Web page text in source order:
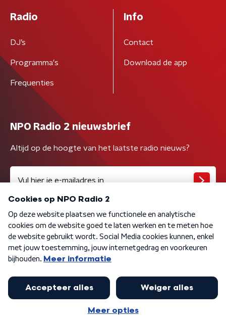
Radio
DJ’s
Programma's
Frequenties
Info
Contact
Download de app
NPO Radio 2 nieuwsbrief
Altijd op de hoogte van het laatste radio nieuws?
Algemene voorwaarden